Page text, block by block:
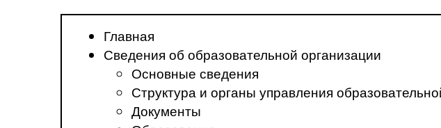
Главная
Сведения об образовательной организации
Основные сведения
Структура и органы управления
Документы